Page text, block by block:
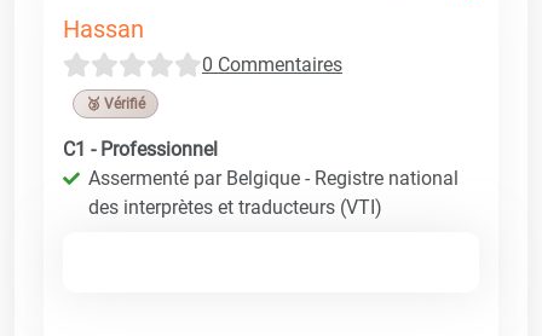
Hassan
0 Commentaires
🥉 Vérifié
C1 - Professionnel
Assermenté par Belgique - Registre national
des interprètes et traducteurs (VTI)